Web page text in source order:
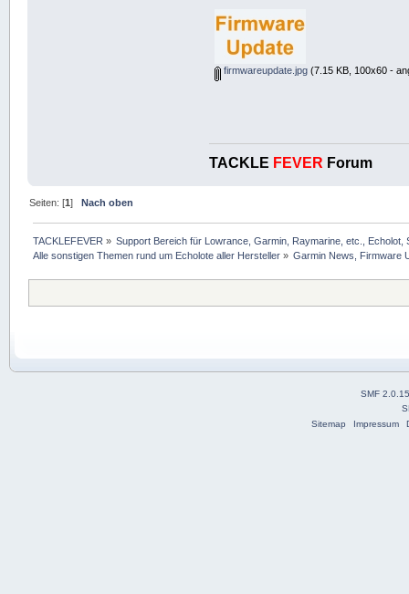
firmwareupdate.jpg(7.15 KB, 100x60 -
TACKLE FEVER Forum
Seiten: [1] Nach oben
TACKLEFEVER » Support Bereich für Lowrance, Garmin, Raymarine, etc.,
Alle sonstigen Themen rund um Echolote aller Hersteller » Garmin News, Firmware
SMF 2.0.15
Sitemap
Impressum